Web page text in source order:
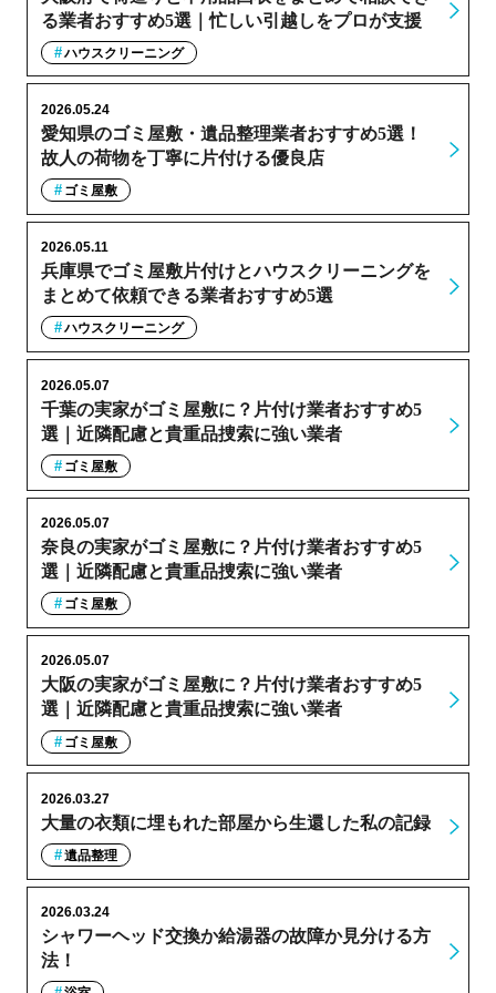
る業者おすすめ5選｜忙しい引越しをプロが支援
ハウスクリーニング
愛知県のゴミ屋敷・遺品整理業者おすすめ5選！
故人の荷物を丁寧に片付ける優良店
2026.05.24
ゴミ屋敷
兵庫県でゴミ屋敷片付けとハウスクリーニングを
まとめて依頼できる業者おすすめ5選
2026.05.11
ハウスクリーニング
千葉の実家がゴミ屋敷に？片付け業者おすすめ5
選｜近隣配慮と貴重品捜索に強い業者
2026.05.07
ゴミ屋敷
奈良の実家がゴミ屋敷に？片付け業者おすすめ5
選｜近隣配慮と貴重品捜索に強い業者
2026.05.07
ゴミ屋敷
大阪の実家がゴミ屋敷に？片付け業者おすすめ5
選｜近隣配慮と貴重品捜索に強い業者
2026.05.07
ゴミ屋敷
大量の衣類に埋もれた部屋から生還した私の記録
2026.03.27
遺品整理
シャワーヘッド交換か給湯器の故障か見分ける方
法！
2026.03.24